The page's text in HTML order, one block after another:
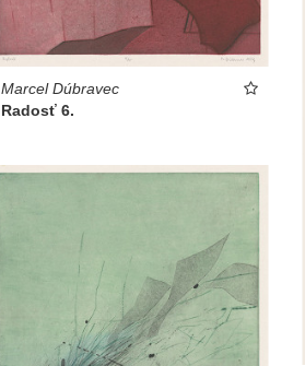
Marcel Dúbravec
Radosť 6.